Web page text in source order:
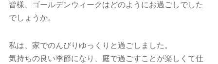
皆様、ゴールデンウィークはどのようにお過ごしでした
でしょうか。
私は、家でのんびりゆっくりと過ごしました。
気持ちの良い季節になり、庭で過ごすことが楽しくて仕